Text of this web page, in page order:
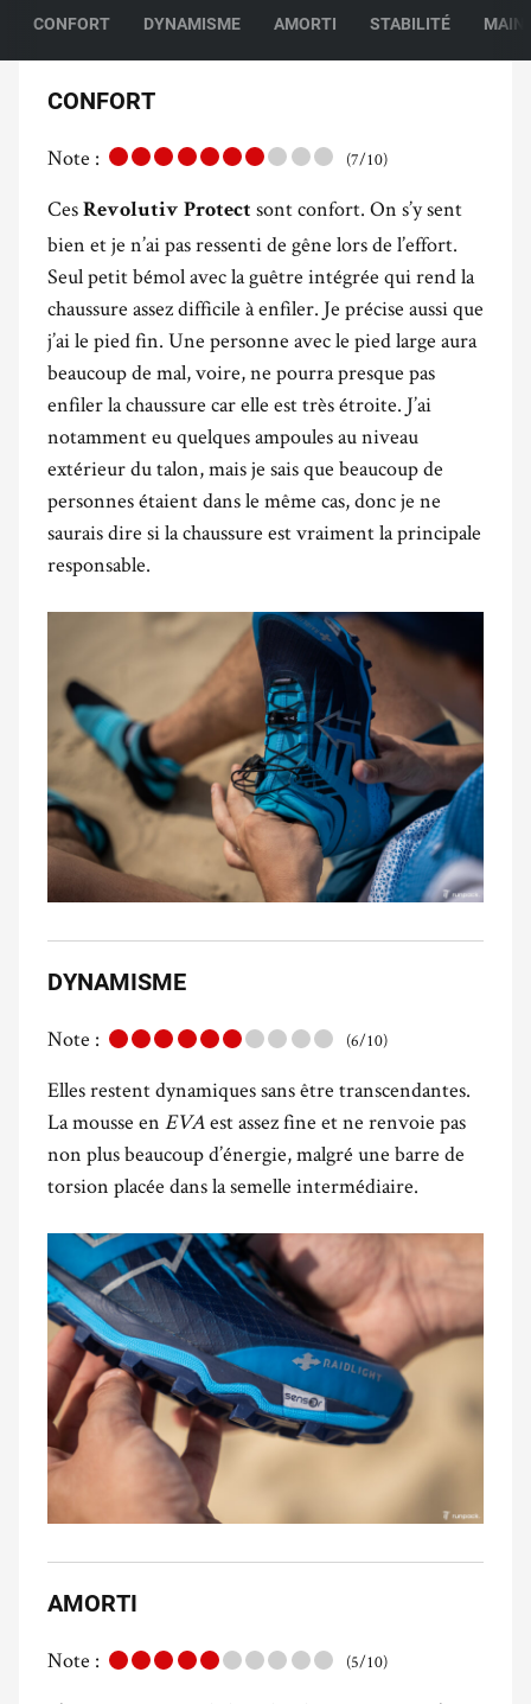
CONFORT DYNAMISME AMORTI STABILITÉ
CONFORT
Note : (7/10)
Ces Revolutiv Protect sont confort. On s’y sent
bien et je n’ai pas ressenti de gêne lors de l’effort.
Seul petit bémol avec la guêtre intégrée qui rend la
chaussure assez difficile à enfiler. Je précise aussi que
j’ai le pied fin. Une personne avec le pied large aura
beaucoup de mal, voire, ne pourra presque pas
enfiler la chaussure car elle est très étroite. J’ai
notamment eu quelques ampoules au niveau
extérieur du talon, mais je sais que beaucoup de
personnes étaient dans le même cas, donc je ne
saurais dire si la chaussure est vraiment la principale
responsable.
DYNAMISME
Note : (6/10)
Elles restent dynamiques sans être transcendantes.
La mousse en EVAest assez fine et ne renvoie pas
non plus beaucoup d’énergie, malgré une barre de
torsion placée dans la semelle intermédiaire.
AMORTI
Note : (5/10)